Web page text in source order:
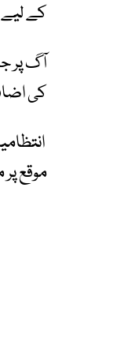
کے لیے
کی
موقع